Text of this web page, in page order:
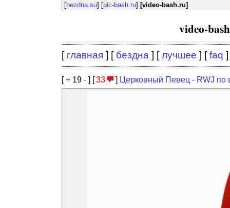
[bezdna.su] [pic-bash.ru] [video-bash.ru]
video-
[ главная ] [ бездна ] [лучшее ] [faq ]
[+ 19 - ] [33 ] Церковный Певец - RWJ по